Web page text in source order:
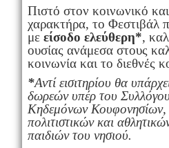
Πιστό στον κοινωνικό
χαρακτήρα, το Φεστιβάλ
με είσοδο ελεύθερη*,
ουσίας ανάμεσα στους
κοινωνία και το διεθνές
*Αντί εισιτηρίου θα
δωρεών υπέρ του
Κηδεμόνων Κουφονησίων,
πολιτιστικών και
παιδιών του νησιού.